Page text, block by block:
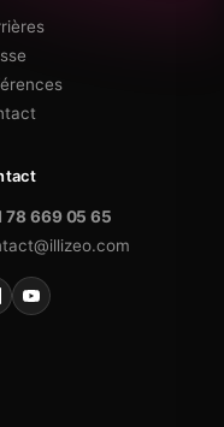
78 669 05 65